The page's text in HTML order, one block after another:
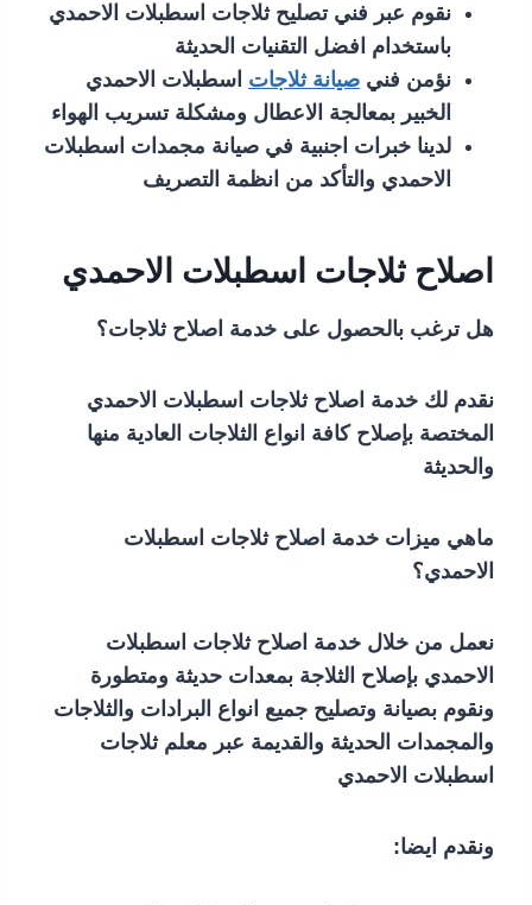
نقوم عبر فني تصليح ثلاجات اسطبلات الاحمدي
باستخدام افضل التقنيات الحديثة
نؤمن فني صيانة ثلاجات اسطبلات الاحمدي
الخبير بمعالجة الاعطال ومشكلة تسريب الهواء
لدينا خبرات اجنبية في صيانة مجمدات اسطبلات
الاحمدي والتأكد من انظمة التصريف
اصلاح ثلاجات اسطبلات الاحمدي
هل ترغب بالحصول على خدمة اصلاح ثلاجات؟
نقدم لك خدمة اصلاح ثلاجات اسطبلات الاحمدي
المختصة بإصلاح كافة انواع الثلاجات العادية منها
والحديثة
ماهي ميزات خدمة اصلاح ثلاجات اسطبلات
الاحمدي؟
نعمل من خلال خدمة اصلاح ثلاجات اسطبلات
الاحمدي بإصلاح الثلاجة بمعدات حديثة ومتطورة
ونقوم بصيانة وتصليح جميع انواع البرادات والثلاجات
والمجمدات الحديثة والقديمة عبر معلم ثلاجات
اسطبلات الاحمدي
ونقدم ايضا: